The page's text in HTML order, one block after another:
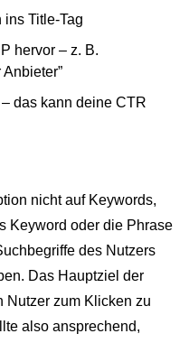
Title-Tag
hervor – z. B.
das kann deine CTR
nicht auf Keywords,
Keyword oder die Phrase
des Nutzers
Das Hauptziel der
Nutzer zum Klicken zu
also ansprechend,